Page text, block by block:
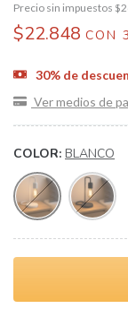
Precio sin impuestos
$22.848 CON
30% de
Ver medios de
COLOR: BLANCO